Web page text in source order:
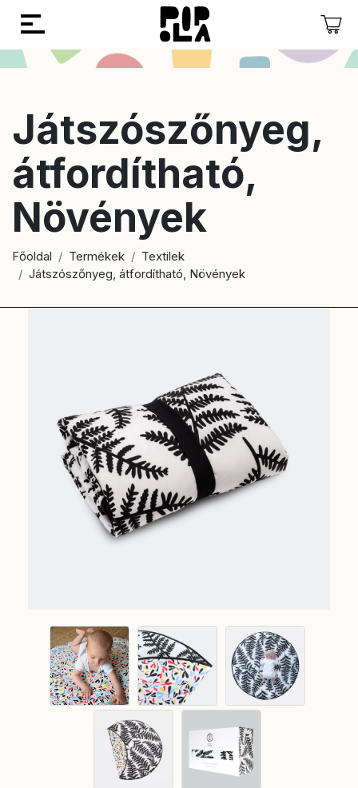
Játszószőnyeg,
átfordítható,
Növények
Főoldal Termékek
Textilek
Játszószőnyeg, átfordítható, Növények